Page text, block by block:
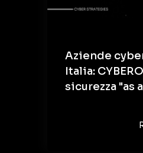
Aziende
Italia:
sicurezza "as